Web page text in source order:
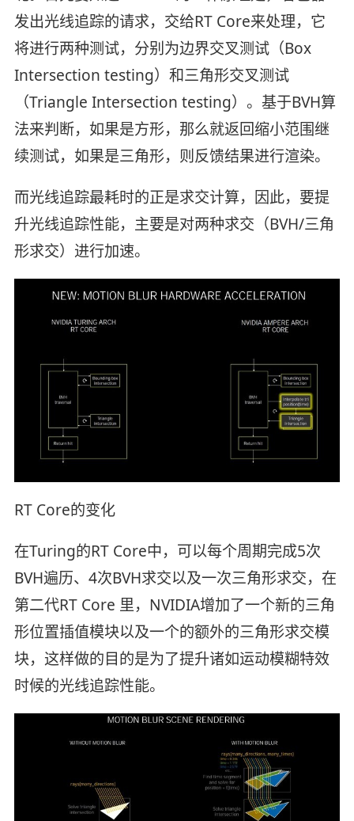
发出光线追踪的请求，交给RT Core来处理，它
将进行两种测试，分别为边界交叉测试（Box
Intersection testing）和三角形交叉测试
（Triangle Intersection testing）。基于BVH算
法来判断，如果是方形，那么就返回缩小范围继
续测试，如果是三角形，则反馈结果进行渲染。
而光线追踪最耗时的正是求交计算，因此，要提
升光线追踪性能，主要是对两种求交（BVH/三角
形求交）进行加速。
RT Core的变化
在Turing的RT Core中，可以每个周期完成5次
BVH遍历、4次BVH求交以及一次三角形求交，在
第二代RT Core 里，NVIDIA增加了一个新的三角
形位置插值模块以及一个的额外的三角形求交模
块，这样做的目的是为了提升诸如运动模糊特效
时候的光线追踪性能。